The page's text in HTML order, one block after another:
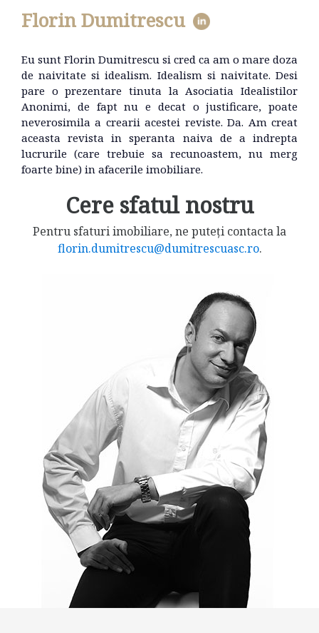
Florin Dumitrescu
Eu sunt Florin Dumitrescu si cred ca am o mare doza
de naivitate si idealism. Idealism si naivitate. Desi
pare o prezentare tinuta la Asociatia Idealistilor
Anonimi, de fapt nu e decat o justificare, poate
neverosimila a crearii acestei reviste. Da. Am creat
aceasta revista in speranta naiva de a indrepta
lucrurile (care trebuie sa recunoastem, nu merg
foarte bine) in afacerile imobiliare.
Cere sfatul nostru
Pentru sfaturi imobiliare, ne puteți contacta la
florin.dumitrescu@dumitrescuasc.ro.